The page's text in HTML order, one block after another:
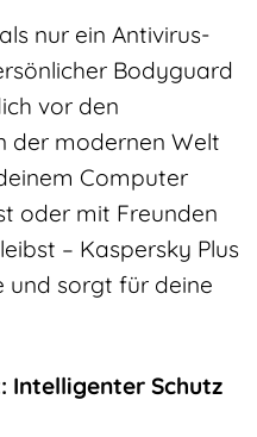
nur ein Antivirus-
Bodyguard
vor den
der modernen Welt
Computer
oder mit Freunden
– Kaspersky Plus
und sorgt für deine
Intelligenter Schutz